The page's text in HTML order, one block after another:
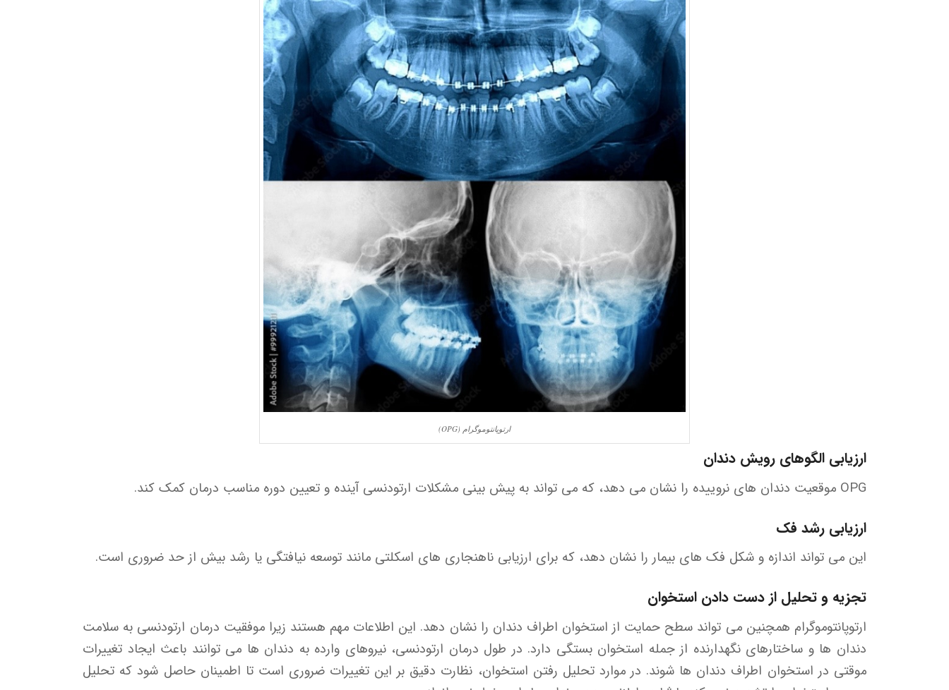
ارتوپانتوموگرام (OPG)
ارزیابی الگوهای رویش دندان
OPG موقعیت دندان های نروییده را نشان می دهد، که می تواند به پیش بینی مشکلات ارتودنسی آینده و تعیین دوره مناسب درمان کمک کند.
ارزیابی رشد فک
این می تواند اندازه و شکل فک های بیمار را نشان دهد، که برای ارزیابی ناهنجاری های اسکلتی مانند توسعه نیافتگی یا رشد بیش از حد ضروری است.
تجزیه و تحلیل از دست دادن استخوان
ارتوپانتوموگرام همچنین می تواند سطح حمایت از استخوان اطراف دندان را نشان دهد. این اطلاعات مهم هستند زیرا موفقیت درمان ارتودنسی به سلامت
دندان ها و ساختارهای نگهدارنده از جمله استخوان بستگی دارد. در طول درمان ارتودنسی، نیروهای وارده به دندان ها می توانند باعث ایجاد تغییرات
موقتی در استخوان اطراف دندان ها شوند. در موارد تحلیل رفتن استخوان، نظارت دقیق بر این تغییرات ضروری است تا اطمینان حاصل شود که تحلیل